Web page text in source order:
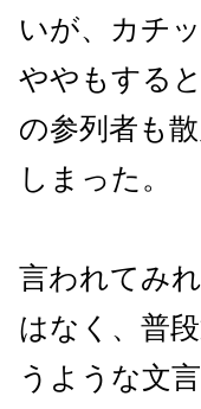
いが、カチ
ややもする
の参列者も
しまった。
言われてみ
はなく、普
うような文